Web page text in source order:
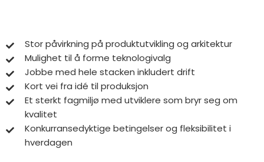
Stor påvirkning på produktutvikling og arkitektur
Mulighet til å forme teknologivalg
Jobbe med hele stacken inkludert drift
Kort vei fra idé til produksjon
Et sterkt fagmiljø med utviklere som bryr seg om
kvalitet
Konkurransedyktige betingelser og fleksibilitet i
hverdagen